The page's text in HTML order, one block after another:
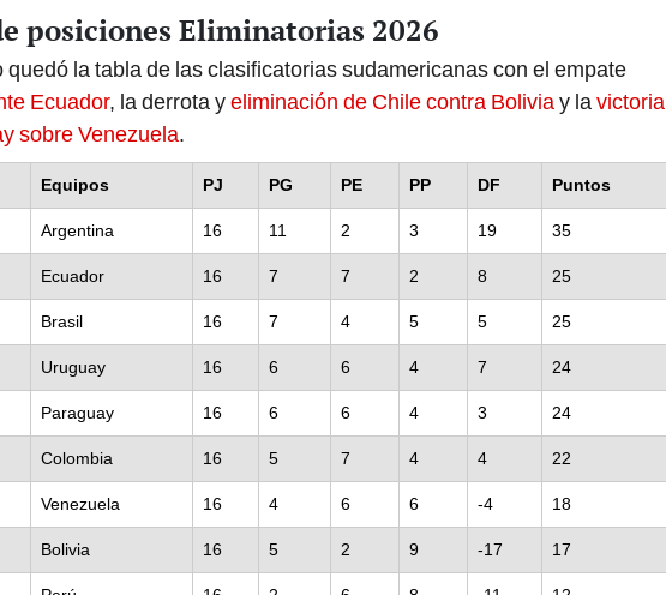
posiciones Eliminatorias 2026
quedó la tabla de las clasificatorias sudamericanas con el empate
Ecuador, la derrota yeliminación de Chile contra Boliviay la victoria
sobre Venezuela.
Equipos PJ PG PE PP DF Puntos
Argentina 16 11 2 3 19 35
Ecuador 16 7 7 2 8 25
Brasil 16 7 4 5 5 25
Uruguay 16 6 6 4 7 24
Paraguay 16 6 6 4 3 24
Colombia 16 5 7 4 4 22
Venezuela 16 4 6 6 -4 18
Bolivia 16 5 2 9 -17 17